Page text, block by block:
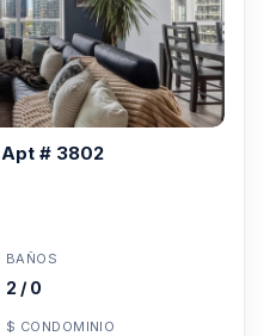
# 3802
BAÑOS
2 / 0
$ CONDOMINIO